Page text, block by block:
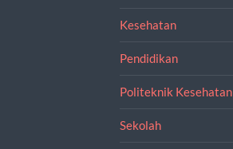
Kesehatan
Pendidikan
Politeknik Kesehatan
Sekolah